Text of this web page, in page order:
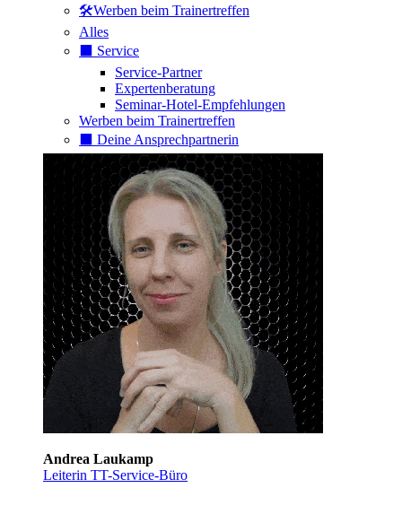
🛠️Werben beim Trainertreffen
Alles
⬛️ Service
Service-Partner
Expertenberatung
Seminar-Hotel-Empfehlungen
Werben beim Trainertreffen
⬛️ Deine Ansprechpartnerin
Andrea Laukamp
Leiterin TT-Service-Büro